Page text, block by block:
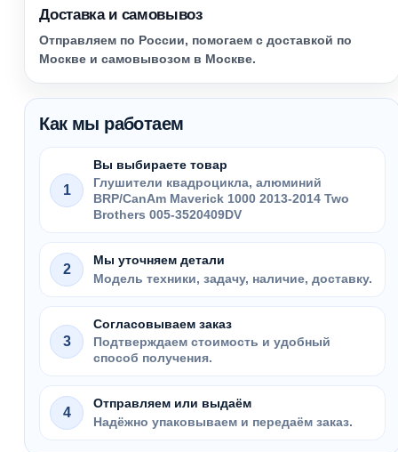
Доставка и самовывоз
Отправляем по России, помогаем с доставкой по
Москве и самовывозом в Москве.
Как мы работаем
1
Вы выбираете товар
Глушители квадроцикла, алюминий
BRP/CanAm Maverick 1000 2013-2014 Two
Brothers 005-3520409DV
2
Мы уточняем детали
Модель техники, задачу, наличие, доставку.
3
Согласовываем заказ
Подтверждаем стоимость и удобный
способ получения.
4
Отправляем или выдаём
Надёжно упаковываем и передаём заказ.